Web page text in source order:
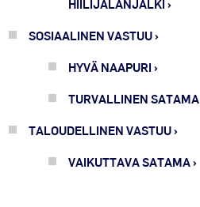
HIILIJALANJÄLKI
SOSIAALINEN VASTUU
HYVÄ NAAPURI
TURVALLINEN SATAMA
TALOUDELLINEN VASTUU
VAIKUTTAVA SATAMA